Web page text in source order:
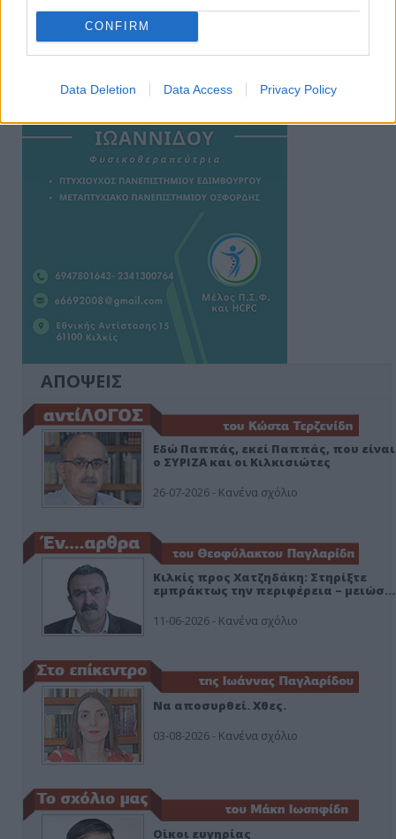
CONFIRM
Data Deletion Data Access Privacy Policy
ΑΠΟΨΕΙΣ
Εδώ Παππάς, εκεί Παππάς, που είναι
ο ΣΥΡΙΖΑ και οι Κιλκισιώτες
26-07-2026 - Κανένα σχόλιο
Κιλκίς προς Χατζηδάκη: Στηρίξτε
εμπράκτως την περιφέρεια – μειώσ…
11-06-2026 - Κανένα σχόλιο
Να αποσυρθεί. Χθες.
03-08-2026 - Κανένα σχόλιο
Οίκοι ευγηρίας